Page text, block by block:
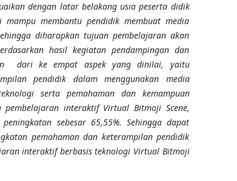
dengan latar belakang usia peserta didik
mampu membantu pendidik membuat media
diharapkan tujuan pembelajaran akan
hasil kegiatan pendampingan dan
dari ke empat aspek yang dinilai, yaitu
pendidik dalam menggunakan media
serta pemahaman dan kemampuan
pembelajaran interaktif Virtual Bitmoji Scene,
sebesar 65,55%. Sehingga dapat
pemahaman dan keterampilan pendidik
interaktif berbasis teknologi Virtual Bitmoji